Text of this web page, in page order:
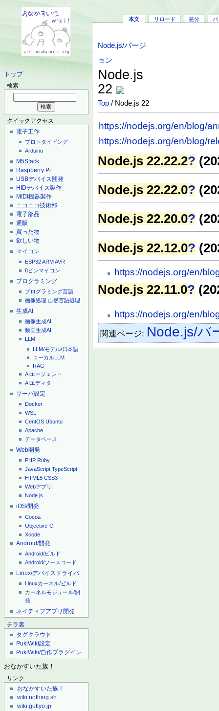
トップ
検索
クイックアクセス
電子工作
プロトタイピング
Arduino
M5Stack
Raspberry Pi
USBデバイス開発
HIDデバイス製作
MIDI機器製作
ニコニコ技術部
電子部品
通販
買った物
欲しい物
マイコン
ESP32ARMAVR
8ピンマイコン
プログラミング
プログラミング言語
画像処理 自然言語処理
生成AI
画像生成AI
動画生成AI
LLM
LLM/モデル/日本語
ローカルLLM
RAG
AIエージェント
AIエディタ
サーバ設定
Docker
WSL
CentOS Ubuntu
Apache
データベース
Web開発
PHP Ruby
JavaScript TypeScript
HTML5 CSS3
Webアプリ
Node.js
iOS/開発
Cocoa
Objective-C
Xcode
Android/開発
Android/ビルド
Android/ソースコード
Linux/デバイスドライバ
Linuxカーネル/ビルド
カーネルモジュール/開
発
ネイティブアプリ開発
チラ裏
タグクラウド
PukiWiki設定
PukiWiki/自作プラグイン
おなかすいた族！
リンク
おなかすいた族！
wiki.nothing.sh
wiki.guttyo.jp
本文 リロード 差分 バ
Node.js/バージ
ョン
Node.js
22
Top / Node.js 22
https://nodejs.org/en/blog/
https://nodejs.org/en/blog/
Node.js 22.22.2?
Node.js 22.22.0?
Node.js 22.20.0?
Node.js 22.12.0?
https://nodejs.org/en/
Node.js 22.11.0?
https://nodejs.org/en/
関連ページ: Node.js/バ